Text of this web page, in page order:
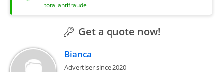
total antifraude
Get a quote now!
Bianca
Advertiser since 2020